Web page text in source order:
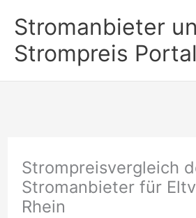
Inhalt
springen
Stromanbieter
Strompreis Portal
Strompreisvergleich
Stromanbieter für
Rhein